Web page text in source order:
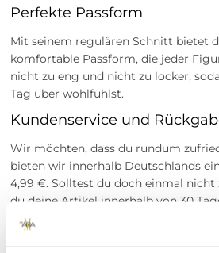
Perfekte Passform
Mit seinem regulären Schnitt bietet
komfortable Passform, die jeder
nicht zu eng und nicht zu locker,
Tag über wohlfühlst.
Kundenservice und
Wir möchten, dass du rundum
bieten wir innerhalb Deutschlands
4,99 €. Solltest du doch einmal nicht
du deine Artikel innerhalb von 30
problemlos zurückgeben.